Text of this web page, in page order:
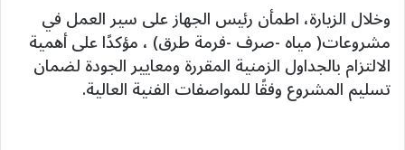
وخلال الزيارة، اطمأن رئيس الجهاز على سير العمل في
مشروعات( مياه -صرف -فرمة طرق) ، مؤكدًا على أهمية
الالتزام بالجداول الزمنية المقررة ومعايير الجودة لضمان
تسليم المشروع وفقًا للمواصفات الفنية العالية.